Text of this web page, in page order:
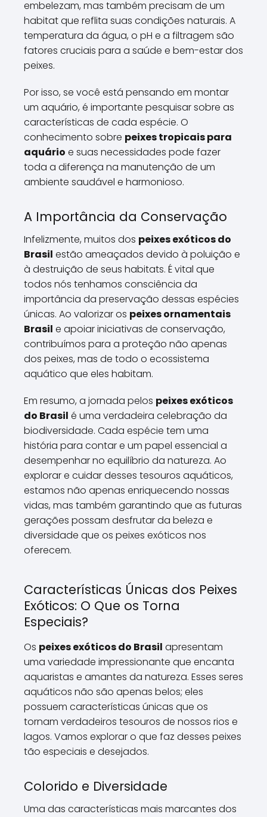
embelezam, mas também precisam de um
habitat que reflita suas condições naturais. A
temperatura da água, o pH e a filtragem são
fatores cruciais para a saúde e bem-estar dos
peixes.
Por isso, se você está pensando em montar
um aquário, é importante pesquisar sobre as
características de cada espécie. O
conhecimento sobre peixes tropicais para
aquário e suas necessidades pode fazer
toda a diferença na manutenção de um
ambiente saudável e harmonioso.
A Importância da Conservação
Infelizmente, muitos dos peixes exóticos do
Brasil estão ameaçados devido à poluição e
à destruição de seus habitats. É vital que
todos nós tenhamos consciência da
importância da preservação dessas espécies
únicas. Ao valorizar os peixes ornamentais
Brasil e apoiar iniciativas de conservação,
contribuímos para a proteção não apenas
dos peixes, mas de todo o ecossistema
aquático que eles habitam.
Em resumo, a jornada pelos peixes exóticos
do Brasil é uma verdadeira celebração da
biodiversidade. Cada espécie tem uma
história para contar e um papel essencial a
desempenhar no equilíbrio da natureza. Ao
explorar e cuidar desses tesouros aquáticos,
estamos não apenas enriquecendo nossas
vidas, mas também garantindo que as futuras
gerações possam desfrutar da beleza e
diversidade que os peixes exóticos nos
oferecem.
Características Únicas dos Peixes
Exóticos: O Que os Torna
Especiais?
Os peixes exóticos do Brasil apresentam
uma variedade impressionante que encanta
aquaristas e amantes da natureza. Esses seres
aquáticos não são apenas belos; eles
possuem características únicas que os
tornam verdadeiros tesouros de nossos rios e
lagos. Vamos explorar o que faz desses peixes
tão especiais e desejados.
Colorido e Diversidade
Uma das características mais marcantes dos